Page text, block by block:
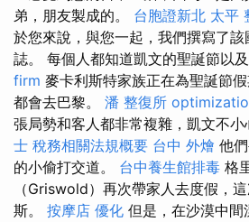
弟，朋友製成的。 台胞證新北 太平
於您來說，與您一起，我們撰寫了
誌。 每個人都知道凱文的聖誕節以及
firm 麥卡利斯特家族正在為聖誕節
都會去巴黎。 潘 整復所
張局勢和客人都非常複雜，凱文不小
士 稅務相關法規概要 台中 外燴 他
的小偷打交道。 台中養生館排毒 格
（Griswold）再次帶家人去度假，
斯。 按摩店 優化 但是，在沙漠中